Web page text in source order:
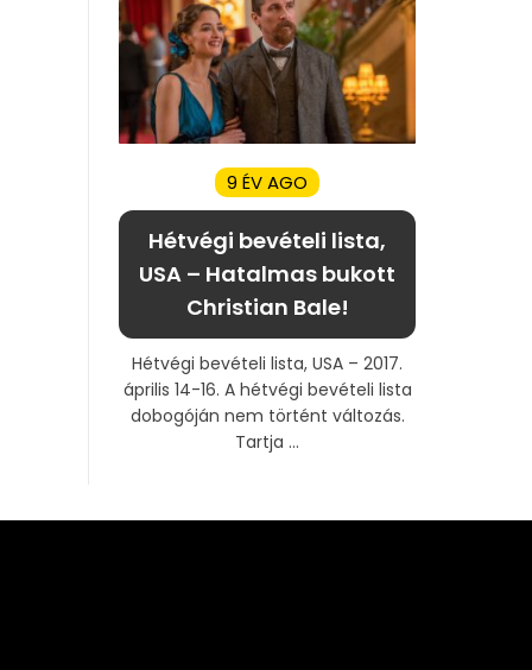
9 ÉV AGO
Hétvégi bevételi lista,
USA – Hatalmas bukott
Christian Bale!
Hétvégi bevételi lista, USA – 2017.
április 14-16. A hétvégi bevételi lista
dobogóján nem történt változás.
Tartja ...